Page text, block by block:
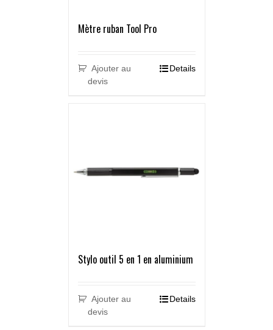
Mètre ruban Tool Pro
Ajouter au
devis
Details
Stylo outil 5 en 1 en aluminium
Ajouter au
devis
Details